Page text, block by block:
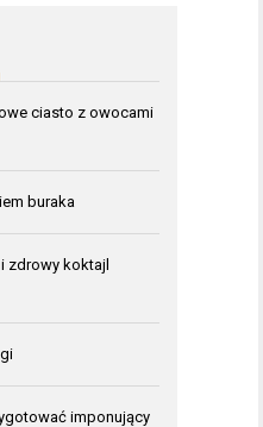
ciasto z owocami
buraka
zdrowy koktajl
imponujący